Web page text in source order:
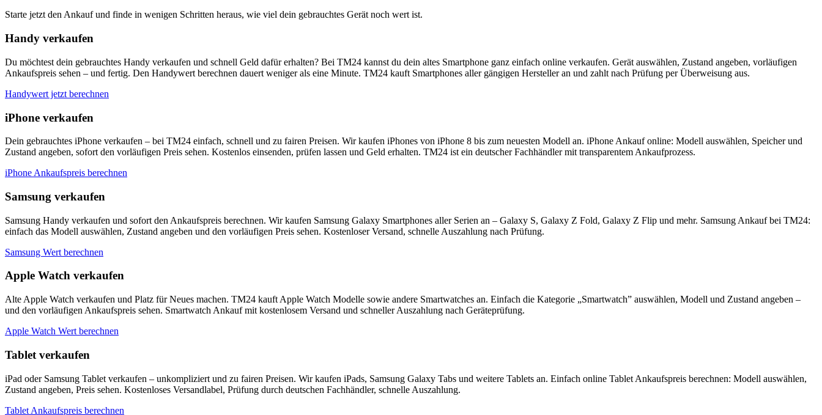
Starte jetzt den Ankauf und finde in wenigen Schritten heraus, wie viel dein gebrauchtes Gerät noch wert ist.
Handy verkaufen
Du möchtest dein gebrauchtes Handy verkaufen und schnell Geld dafür erhalten? Bei TM24 kannst du dein altes Smartphone ganz einfach online verkaufen. Gerät auswählen, Zustand angeben, vorläufigen
Ankaufspreis sehen – und fertig. Den Handywert berechnen dauert weniger als eine Minute. TM24 kauft Smartphones aller gängigen Hersteller an und zahlt nach Prüfung per Überweisung aus.
Handywert jetzt berechnen
iPhone verkaufen
Dein gebrauchtes iPhone verkaufen – bei TM24 einfach, schnell und zu fairen Preisen. Wir kaufen iPhones von iPhone 8 bis zum neuesten Modell an. iPhone Ankauf online: Modell auswählen, Speicher und
Zustand angeben, sofort den vorläufigen Preis sehen. Kostenlos einsenden, prüfen lassen und Geld erhalten. TM24 ist ein deutscher Fachhändler mit transparentem Ankaufprozess.
iPhone Ankaufspreis berechnen
Samsung verkaufen
Samsung Handy verkaufen und sofort den Ankaufspreis berechnen. Wir kaufen Samsung Galaxy Smartphones aller Serien an – Galaxy S, Galaxy Z Fold, Galaxy Z Flip und mehr. Samsung Ankauf bei TM24:
einfach das Modell auswählen, Zustand angeben und den vorläufigen Preis sehen. Kostenloser Versand, schnelle Auszahlung nach Prüfung.
Samsung Wert berechnen
Apple Watch verkaufen
Alte Apple Watch verkaufen und Platz für Neues machen. TM24 kauft Apple Watch Modelle sowie andere Smartwatches an. Einfach die Kategorie „Smartwatch” auswählen, Modell und Zustand angeben –
und den vorläufigen Ankaufspreis sehen. Smartwatch Ankauf mit kostenlosem Versand und schneller Auszahlung nach Geräteprüfung.
Apple Watch Wert berechnen
Tablet verkaufen
iPad oder Samsung Tablet verkaufen – unkompliziert und zu fairen Preisen. Wir kaufen iPads, Samsung Galaxy Tabs und weitere Tablets an. Einfach online Tablet Ankaufspreis berechnen: Modell auswählen,
Zustand angeben, Preis sehen. Kostenloses Versandlabel, Prüfung durch deutschen Fachhändler, schnelle Auszahlung.
Tablet Ankaufspreis berechnen